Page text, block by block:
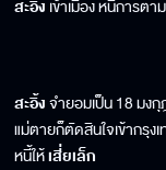
สะอิ้ง เข้าเมือง หนีการต
สะอิ้งจำยอมเป็น 18 มง
แม่ตายก็ตัดสินใจเข้ากรุ
หนี้ให้เสี่ยเล็ก